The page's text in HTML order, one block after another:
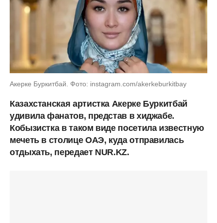
Акерке Буркитбай. Фото: instagram.com/akerkeburkitbay
Казахстанская артистка Акерке Буркитбай
удивила фанатов, представ в хиджабе.
Кобызистка в таком виде посетила известную
мечеть в столице ОАЭ, куда отправилась
отдыхать, передает NUR.KZ.